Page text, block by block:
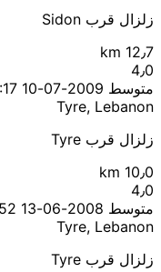
زلزال قرب Sidon
12٫7 km
4٫0
متوسط 2009-07-10 18:19:17 UTC
Tyre, Lebanon
زلزال قرب Tyre
10٫0 km
4٫0
متوسط 2008-06-13 05:28:52 UTC
Tyre, Lebanon
زلزال قرب Tyre